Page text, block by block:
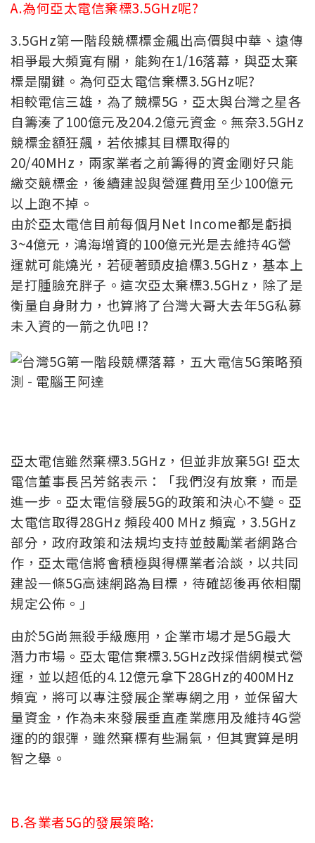
A.為何亞太電信棄標3.5GHz呢?
3.5GHz第一階段競標標金飆出高價與中華、遠傳
相爭最大頻寬有關，能夠在1/16落幕，與亞太棄
標是關鍵。為何亞太電信棄標3.5GHz呢?
相較電信三雄，為了競標5G，亞太與台灣之星各
自籌湊了100億元及204.2億元資金。無奈3.5GHz
競標金額狂飆，若依據其目標取得的
20/40MHz，兩家業者之前籌得的資金剛好只能
繳交競標金，後續建設與營運費用至少100億元
以上跑不掉。
由於亞太電信目前每個月Net Income都是虧損
3~4億元，鴻海增資的100億元光是去維持4G營
運就可能燒光，若硬著頭皮搶標3.5GHz，基本上
是打腫臉充胖子。這次亞太棄標3.5GHz，除了是
衡量自身財力，也算將了台灣大哥大去年5G私募
未入資的一箭之仇吧 !?
亞太電信雖然棄標3.5GHz，但並非放棄5G! 亞太
電信董事長呂芳銘表示：「我們沒有放棄，而是
進一步。亞太電信發展5G的政策和決心不變。亞
太電信取得28GHz 頻段400 MHz 頻寬，3.5GHz
部分，政府政策和法規均支持並鼓勵業者網路合
作，亞太電信將會積極與得標業者洽談，以共同
建設一條5G高速網路為目標，待確認後再依相關
規定公佈。」
由於5G尚無殺手級應用，企業市場才是5G最大
潛力市場。亞太電信棄標3.5GHz改採借網模式營
運，並以超低的4.12億元拿下28GHz的400MHz
頻寬，將可以專注發展企業專網之用，並保留大
量資金，作為未來發展垂直產業應用及維持4G營
運的的銀彈，雖然棄標有些漏氣，但其實算是明
智之舉。
B.各業者5G的發展策略: